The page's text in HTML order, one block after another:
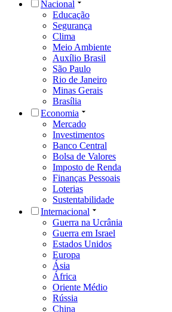
Nacional
Educação
Segurança
Clima
Meio Ambiente
Auxílio Brasil
São Paulo
Rio de Janeiro
Minas Gerais
Brasília
Economia
Mercado
Investimentos
Banco Central
Bolsa de Valores
Imposto de Renda
Finanças Pessoais
Loterias
Sustentabilidade
Internacional
Guerra na Ucrânia
Guerra em Israel
Estados Unidos
Europa
Ásia
África
Oriente Médio
Rússia
China